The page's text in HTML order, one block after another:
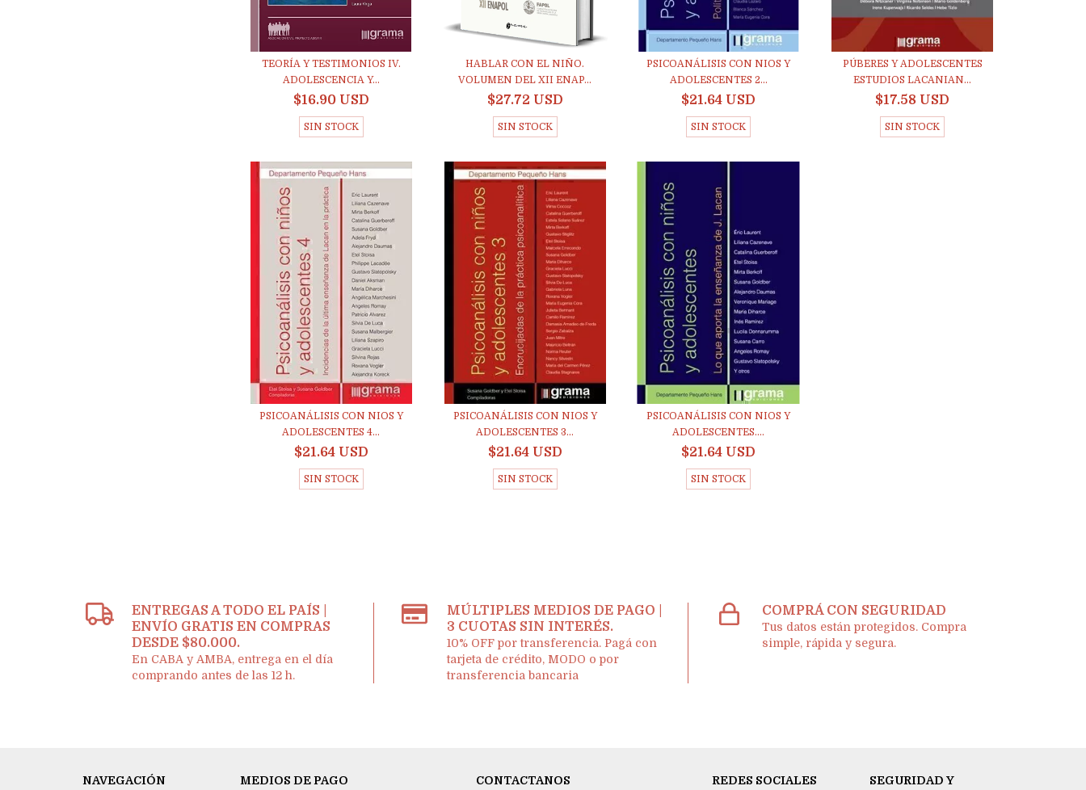
TEORÍA Y TESTIMONIOS IV.
ADOLESCENCIA Y...
$16.90 USD
SIN STOCK
HABLAR CON EL NIÑO.
VOLUMEN DEL XII ENAP...
$27.72 USD
SIN STOCK
PSICOANÁLISIS CON NIOS Y
ADOLESCENTES 2...
$21.64 USD
SIN STOCK
PÚBERES Y ADOLESCENTES
ESTUDIOS LACANIAN...
$17.58 USD
SIN STOCK
PSICOANÁLISIS CON NIOS Y
ADOLESCENTES 4...
$21.64 USD
SIN STOCK
PSICOANÁLISIS CON NIOS Y
ADOLESCENTES 3...
$21.64 USD
SIN STOCK
PSICOANÁLISIS CON NIOS Y
ADOLESCENTES....
$21.64 USD
SIN STOCK
ENTREGAS A TODO EL PAÍS |
ENVÍO GRATIS EN COMPRAS
DESDE $80.000.
En CABA y AMBA, entrega en el día
comprando antes de las 12 h.
MÚLTIPLES MEDIOS DE PAGO |
3 CUOTAS SIN INTERÉS.
10% OFF por transferencia. Pagá con
tarjeta de crédito, MODO o por
transferencia bancaria
COMPRÁ CON SEGURIDAD
Tus datos están protegidos. Compra
simple, rápida y segura.
NAVEGACIÓN MEDIOS DE PAGO CONTACTANOS REDES SOCIALES SEGURIDAD Y